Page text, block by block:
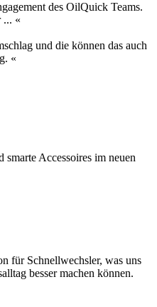
des OilQuick Teams.
... «
und die können das auch
«
Accessoires im neuen
für Schnellwechsler, was uns
besser machen können.